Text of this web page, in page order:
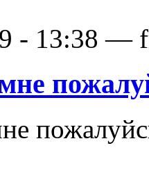
- 13:38 —